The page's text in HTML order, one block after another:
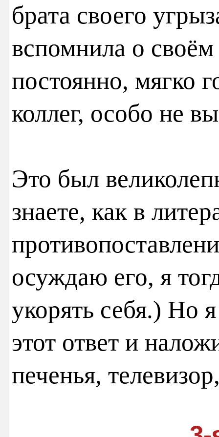
брата своего
вспомнила о
постоянно, мягко
коллег, особо не
Это был
знаете, как в
осуждаю его, я
укорять себя.) Но
этот ответ и
печенья,